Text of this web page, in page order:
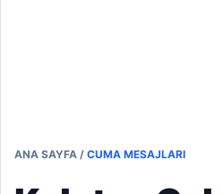
ANA SAYFA / CUMA MESAJLARI